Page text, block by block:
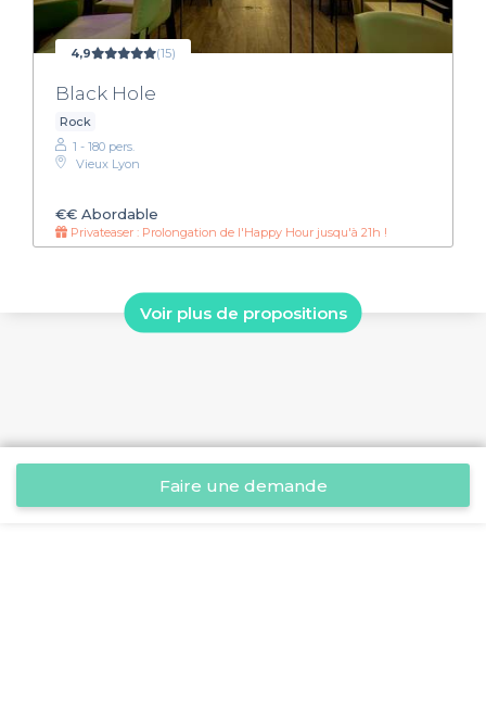
4,9 (15)
Black Hole
Rock
1 - 180 pers.
Vieux Lyon
€€ Abordable
Privateaser : Prolongation de l'Happy Hour jusqu'à 21h !
Voir plus de propositions
Faire une demande